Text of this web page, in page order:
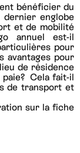
bénéficier du
dernier englobe
et de mobilité
annuel est-il
pour
avantages pour
de résidence
Cela fait-il
de transport et
sur la fiche